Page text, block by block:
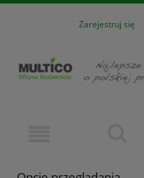
Zarejestruj się